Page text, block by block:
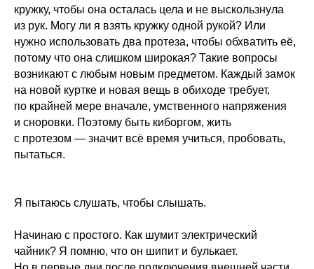
кружку, чтобы она осталась цела и не выскользнула
из рук. Могу ли я взять кружку одной рукой? Или
нужно использовать два протеза, чтобы обхватить её,
потому что она слишком широкая? Такие вопросы
возникают с любым новым предметом. Каждый замок
на новой куртке и новая вещь в обиходе требует,
по крайней мере вначале, умственного напряжения
и сноровки. Поэтому быть киборгом, жить
с протезом — значит всё время учиться, пробовать,
пытаться.
Я пытаюсь слушать, чтобы слышать.
Начинаю с простого. Как шумит электрический
чайник? Я помню, что он шипит и булькает.